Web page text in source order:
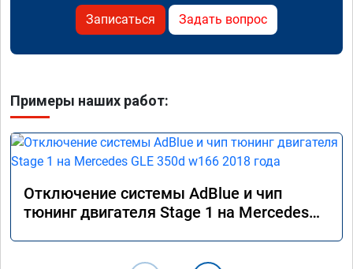
Записаться Задать вопрос
Примеры наших работ:
Отключение системы AdBlue и чип
тюнинг двигателя Stage 1 на Mercedes